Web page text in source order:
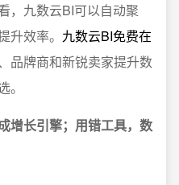
，九数云BI可以自动聚
升效率。 九数云BI免费在
品牌商和新锐卖家提升数
增长引擎；用错工具，数